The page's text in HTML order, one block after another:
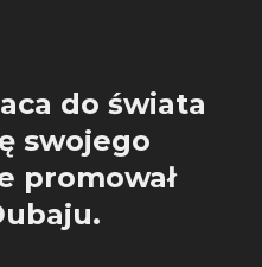
do świata
swojego
promował